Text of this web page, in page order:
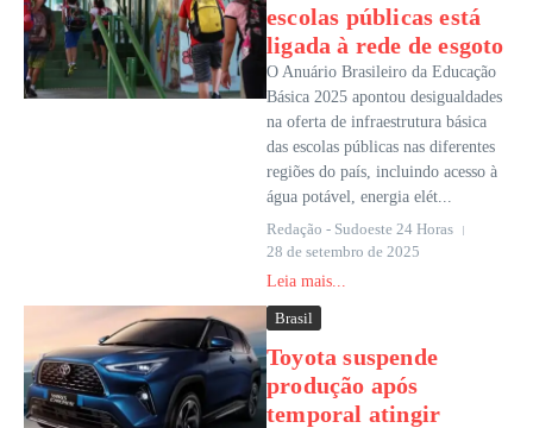
escolas públicas está
ligada à rede de esgoto
O Anuário Brasileiro da Educação
Básica 2025 apontou desigualdades
na oferta de infraestrutura básica
das escolas públicas nas diferentes
regiões do país, incluindo acesso à
água potável, energia elét...
Redação - Sudoeste 24 Horas
28 de setembro de 2025
Leia mais...
Brasil
Toyota suspende
produção após
temporal atingir